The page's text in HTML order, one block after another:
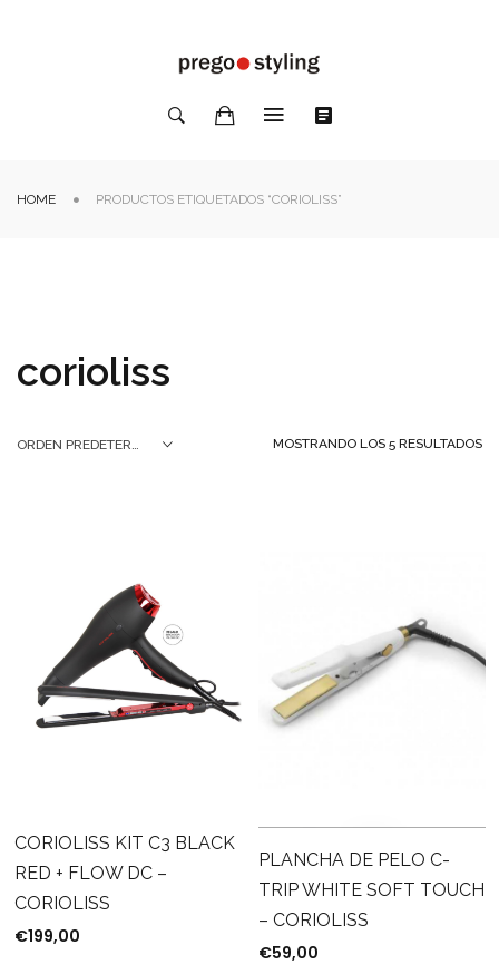
HOME PRODUCTOS ETIQUETADOS “CORIOLISS”
corioliss
MOSTRANDO LOS 5 RESULTADOS
ORDEN PREDETERMINADO
CORIOLISS KIT C3 BLACK
RED + FLOW DC –
CORIOLISS
€199,00
PLANCHA DE PELO C-
TRIP WHITE SOFT TOUCH
– CORIOLISS
€59,00